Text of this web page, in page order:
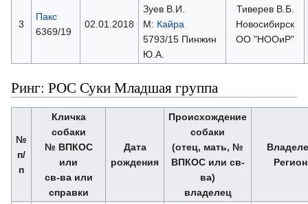
3
Пакс
6369/19
02.01.2018
Зуев В.И.
М: Кайра
5793/15 Пинжин
Ю.А.
Тиверев В.Б.
Новосибирск
ОО "НООиР"
Ринг: РОС Суки Младшая группа
№
п/
п
Кличка
собаки
№ ВПКОС
или
св-ва или
справки
Дата
рождения
Происхождение
собаки
(отец, мать, №
ВПКОС или св-
ва)
владелец
Регион